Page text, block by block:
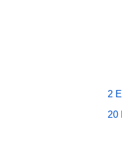
2
20